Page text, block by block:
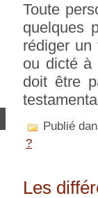
Toute
quelques
rédiger
ou dicté à
doit être
Publié
?
Les